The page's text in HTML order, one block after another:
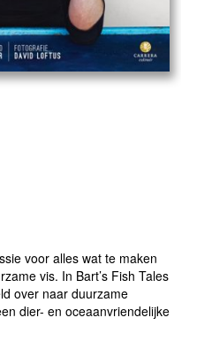
voor alles wat te maken
vis. In Bart’s Fish Tales
over naar duurzame
dier- en oceaanvriendelijke